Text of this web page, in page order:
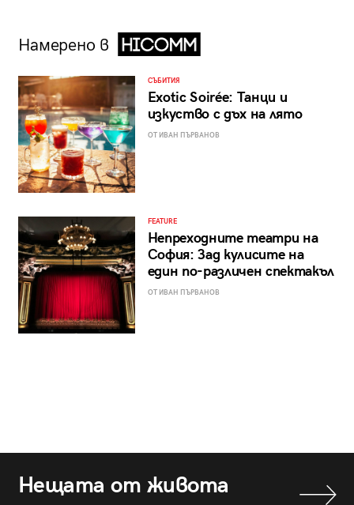
Намерено в
СЪБИТИЯ
Exotic Soirée: Танци и
изкуство с дъх на лято
ОТ ИВАН ПЪРВАНОВ
FEATURE
Непреходните театри на
София: Зад кулисите на
един по-различен спектакъл
ОТ ИВАН ПЪРВАНОВ
Нещата от живота